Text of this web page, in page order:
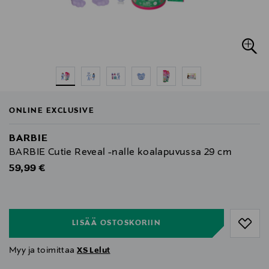
ONLINE EXCLUSIVE
BARBIE
BARBIE Cutie Reveal -nalle koalapuvussa 29 cm
Original Price
59,99 €
LISÄÄ OSTOSKORIIN
Myy ja toimittaaXS Lelut